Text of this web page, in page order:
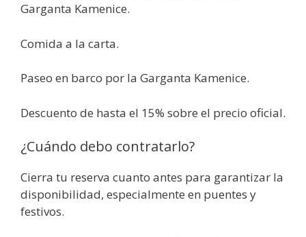
Garganta Kamenice.
Comida a la carta.
Paseo en barco por la Garganta Kamenice.
Descuento de hasta el 15% sobre el precio oficial.
¿Cuándo debo contratarlo?
Cierra tu reserva cuanto antes para garantizar la
disponibilidad, especialmente en puentes y
festivos.